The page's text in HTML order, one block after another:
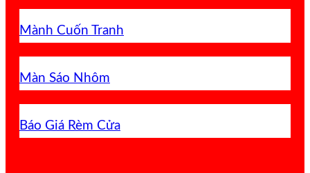
Mành Cuốn Tranh
Màn Sáo Nhôm
Báo Giá Rèm Cửa